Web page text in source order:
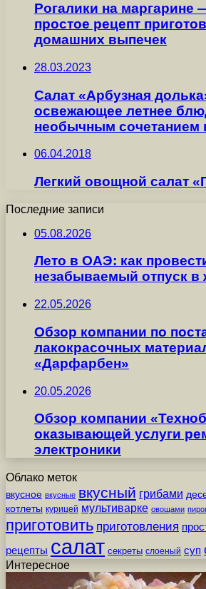
Рогалики на маргарине
простое рецепт
домашних выпечек
28.03.2023
Салат «Арбузная
освежающее летнее
необычным сочетанием
06.04.2018
Легкий овощной салат
Последние записи
05.08.2026
Лето в ОАЭ: как
незабываемый отпуск в
22.05.2026
Обзор компании по
лакокрасочных
«Дарфарбен»
20.05.2026
Обзор компании
оказывающей услуги
электроники
Облако меток
вкусное вкусные вкусный грибами
котлеты курицей мультиварке овощами
приготовить приготовления
рецепты салат секреты слоеный суп
Интересное